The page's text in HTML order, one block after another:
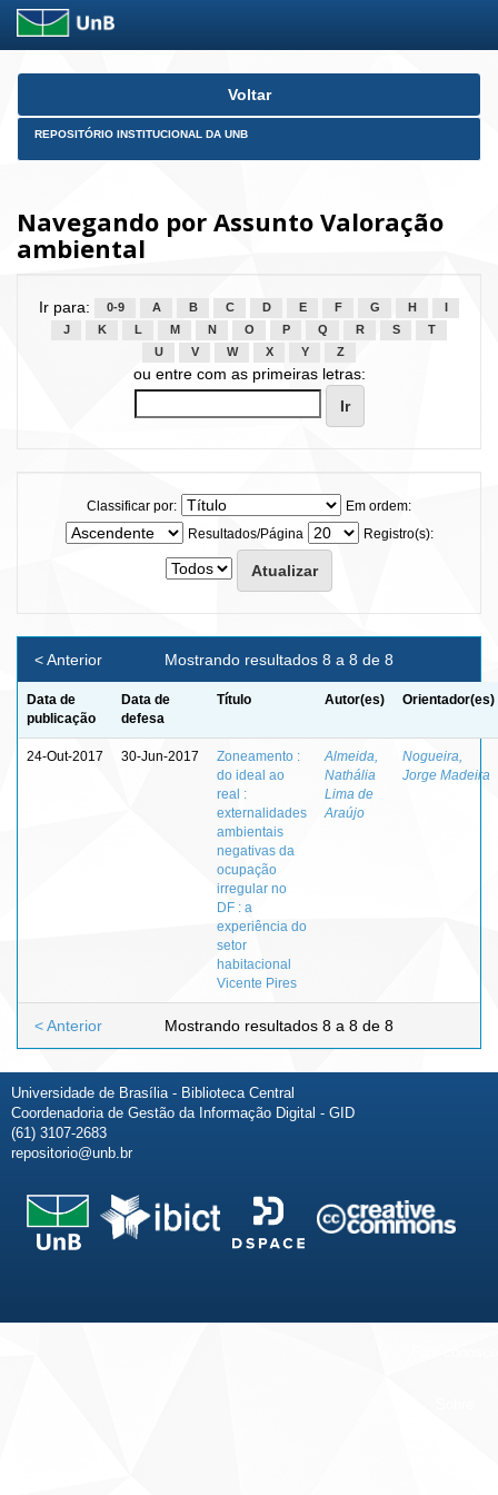
Skip
Voltar
REPOSITÓRIO INSTITUCIONAL DA UNB
Navegando por Assunto Valoração
ambiental
Ir para: 0-9 A B C D E F G H
J
K L M N O P Q R S
T
U
V W X Y Z
ou entre com as primeiras letras:
Classificar por:
Em ordem:
Resultados/Página
Registro(s):
Mostrando resultados 8 a 8 de 8
< Anterior
Data de
publicação
Data de
defesa
Título Autor(es) Orientador(es)
24-Out-2017 30-Jun-2017
Zoneamento :
do ideal ao
real :
externalidades
ambientais
negativas da
ocupação
irregular no
DF : a
experiência do
setor
habitacional
Vicente Pires
Almeida,
Nathália
Lima de
Araújo
Nogueira,
Jorge Madeira
Mostrando resultados 8 a 8 de 8
< Anterior
Universidade de Brasília - Biblioteca Central
Coordenadoria de Gestão da Informação Digital - GID
(61) 3107-2683
repositorio@unb.br